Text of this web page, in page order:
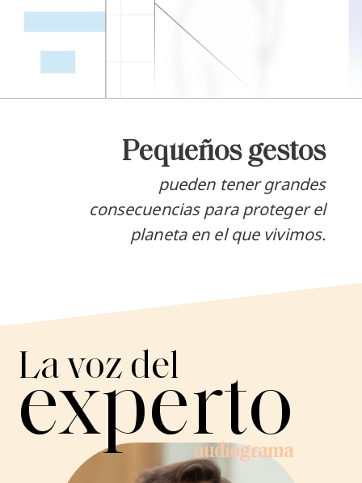
Pequeños gestos
pueden tener grandes
consecuencias para proteger el
planeta en el que vivimos.
La voz del
experto